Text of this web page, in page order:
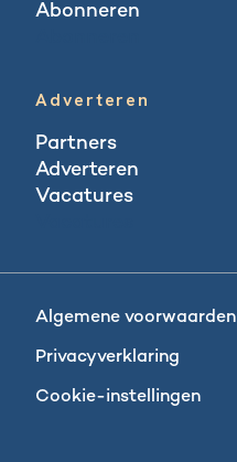
Abonneren
Adverteren
Partners
Adverteren
Vacatures
Algemene voorwaarden
Privacyverklaring
Cookie-instellingen